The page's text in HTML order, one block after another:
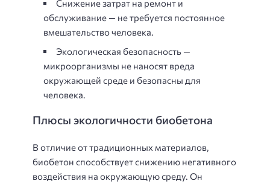
Снижение затрат на ремонт и
обслуживание — не требуется постоянное
вмешательство человека.
Экологическая безопасность —
микроорганизмы не наносят вреда
окружающей среде и безопасны для
человека.
Плюсы экологичности биобетона
В отличие от традиционных материалов,
биобетон способствует снижению негативного
воздействия на окружающую среду. Он